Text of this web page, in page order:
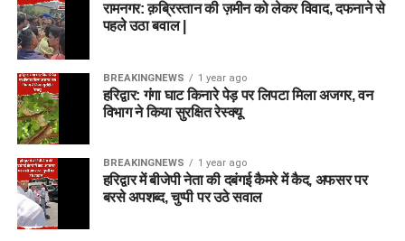
रामनगर: क़ब्रिस्तान की ज़मीन को लेकर विवाद, दफनाने से
पहले उठा बवाल |
BREAKINGNEWS 1 year ago
हरिद्वार: गंगा घाट किनारे पेड़ पर लिपटा मिला अजगर, वन
विभाग ने किया सुरक्षित रेस्क्यू
BREAKINGNEWS 1 year ago
हरिद्वार में बीजेपी नेता की दबंगई कैमरे में कैद, अफसर पर
बरसे अपशब्द, चुप्पी पर उठे सवाल